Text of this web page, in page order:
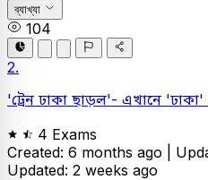
ব্যাখ্যা
104
2.
'ট্রেন ঢাকা ছাড়ল'- এখানে
4 Exams
Created: 6 months ago |
Updated: 2 weeks ago